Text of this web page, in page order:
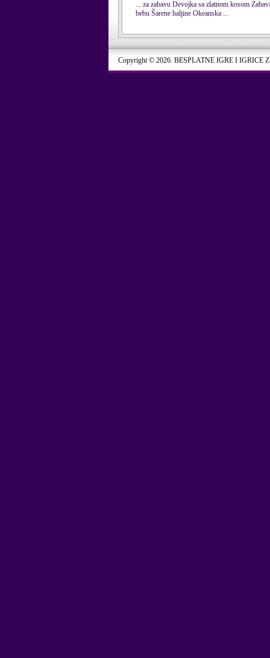
bebu Šarene haljine Okeanska ...
Copyright © 2026. BESPLATNE IGRE I IGRICE